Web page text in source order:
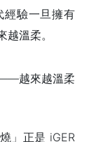
經驗一旦擁有
溫柔。
越來越溫柔
」正是 iGER